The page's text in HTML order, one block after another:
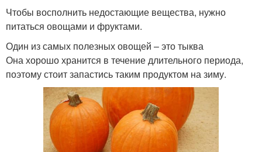
Чтобы восполнить недостающие вещества, нужно
питаться овощами и фруктами.
Один из самых полезных овощей – это тыква
Она хорошо хранится в течение длительного периода,
поэтому стоит запастись таким продуктом на зиму.